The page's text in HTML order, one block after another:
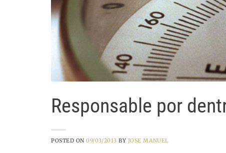
Responsable por
POSTED ON09/03/2013 BY JOSE MANUEL